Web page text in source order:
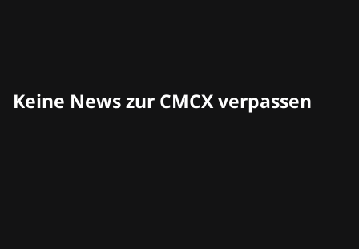
Keine News zur CMCX verpassen